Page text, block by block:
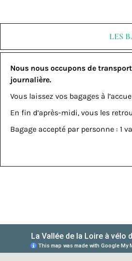
LES
Nous nous occupons de
journalière.
Vous laissez vos bagages à
En fin d’après-midi, vous les
Bagage accepté par personne : 1